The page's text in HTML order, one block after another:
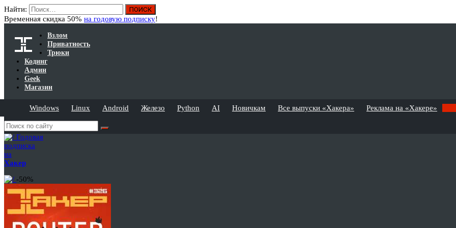
Найти:
Временная скидка 50% на годовую подписку!
Взлом
Приватность
Трюки
Кодинг
Админ
Geek
Магазин
Windows Linux Android Железо Python AI Новичкам Все выпуски «Хакера» Реклама на «Хакере»
Годовая
подписка
на
Хакер
-50%